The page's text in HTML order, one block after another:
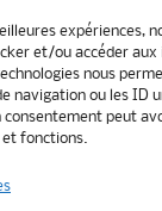
expériences,
et/ou accéder
nous
navigation ou les ID
consentement peut
fonctions.